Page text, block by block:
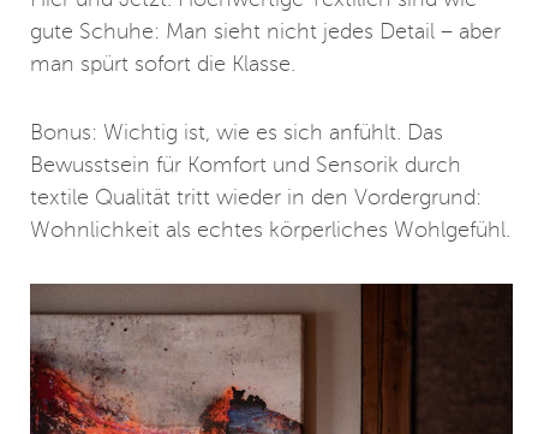
gute Schuhe: Man sieht nicht jedes Detail – aber
man spürt sofort die Klasse.
Bonus: Wichtig ist, wie es sich anfühlt. Das
Bewusstsein für Komfort und Sensorik durch
textile Qualität tritt wieder in den Vordergrund:
Wohnlichkeit als echtes körperliches Wohlgefühl.